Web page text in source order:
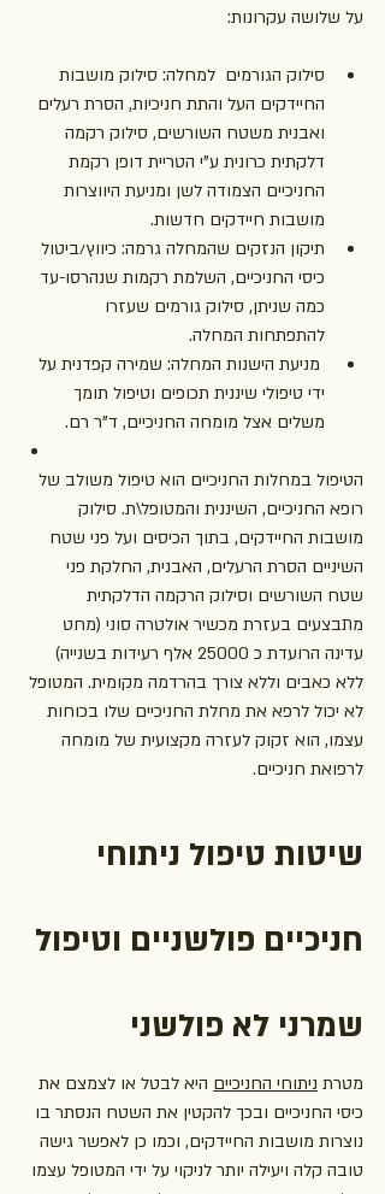
על שלושה עקרונות:
סילוק הגורמים  למחלה: סילוק מושבות
החיידקים העל והתת חניכיות, הסרת רעלים
ואבנית משטח השורשים, סילוק רקמה
דלקתית כרונית ע"י הטריית דופן רקמת
החניכיים הצמודה לשן ומניעת היווצרות
מושבות חיידקים חדשות.
תיקון הנזקים שהמחלה גרמה: כיווץ/ביטול
כיסי החניכיים, השלמת רקמות שנהרסו-עד
כמה שניתן, סילוק גורמים שעזרו
להתפתחות המחלה.
מניעת הישנות המחלה: שמירה קפדנית על
ידי טיפולי שיננית תכופים וטיפול תומך
משלים אצל מומחה החניכיים, ד"ר רם.
הטיפול במחלות החניכיים הוא טיפול משולב של
רופא החניכיים, השיננית והמטופל\ת. סילוק
מושבות החיידקים, בתוך הכיסים ועל פני שטח
השיניים הסרת הרעלים, האבנית, החלקת פני
שטח השורשים וסילוק הרקמה הדלקתית
מתבצעים בעזרת מכשיר אולטרה סוני (מחט
עדינה הרועדת כ 25000 אלף רעידות בשנייה)
ללא כאבים וללא צורך בהרדמה מקומית. המטופל
לא יכול לרפא את מחלת החניכיים שלו בכוחות
עצמו, הוא זקוק לעזרה מקצועית של מומחה
לרפואת חניכיים.
שיטות טיפול ניתוחי
חניכיים פולשניים וטיפול
שמרני לא פולשני
מטרת ניתוחי החניכיים היא לבטל או לצמצם את
כיסי החניכיים ובכך להקטין את השטח הנסתר בו
נוצרות מושבות החיידקים, וכמו כן לאפשר גישה
טובה קלה ויעילה יותר לניקוי על ידי המטופל עצמו